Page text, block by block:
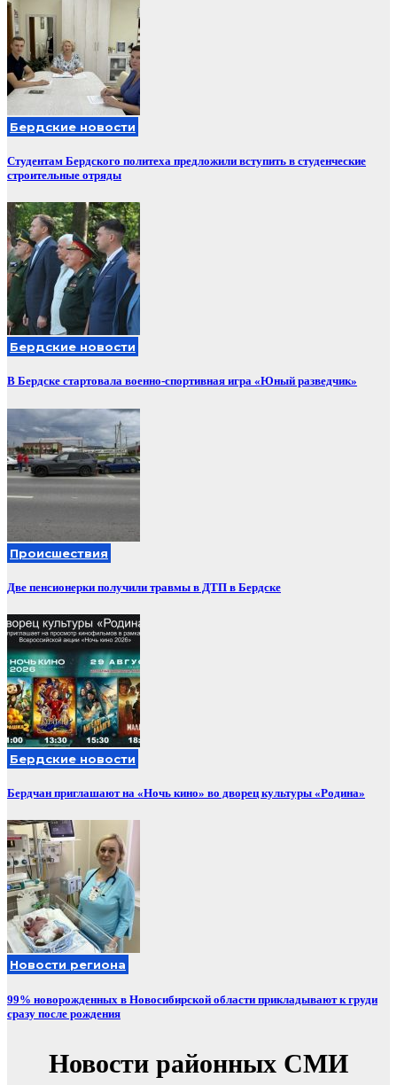
Бердские новости
Студентам Бердского политеха предложили вступить в студенческие
строительные отряды
Бердские новости
В Бердске стартовала военно-спортивная игра «Юный разведчик»
Происшествия
Две пенсионерки получили травмы в ДТП в Бердске
Бердские новости
Бердчан приглашают на «Ночь кино» во дворец культуры «Родина»
Новости региона
99% новорожденных в Новосибирской области прикладывают к груди
сразу после рождения